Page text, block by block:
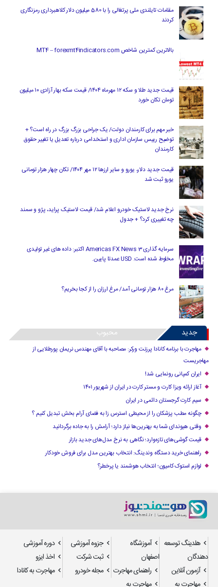
مقامات تایلندی ملی پرتغالی را با 580 میلیون دلار کلاهبرداری رمزنگاری
کردند
بالاترین کمترین شاخص MT4 – forexmt4indicators.com
قیمت جدید طلا و سکه ۱۲ مهرماه ۱۴۰۴/ قیمت سکه بهار آزادی ۱۰ میلیون
تومان تکان خورد
خبر مهم برای کارمندان دولت/ یک جراحی بزرگ بزرگ در راه است؟ +
توضیح رییس سازمان اداری و استخدامی درباره تعدیل یا تغییر حقوق
کارمندان
قیمت جدید دلار، یورو و سایر ارزها ۱۲ مهر ۱۴۰۴/ تکان چهار هزار تومانی
یورو ثبت شد
نرخ جدید لاستیک خودرو اعلام شد/ قیمت لاستیک پراید، پژو و سمند
چه تغییری کرد؟ + جدول
سرمایه گذاری Americas FX News 3 اکتبر: داده های غیر تولیدی
مخلوط شده است. USD عمدتا پایین.
مرغ ۸۰ هزار تومانی آمد/ مرغ ارزان را از کجا بخریم؟
جدید محبوب
مهاجرت با برنامه کانادا پرزنت ورکر: مصاحبه با آقای مهندس نریمان پورطلایی از
مهاجریست
ایران کمپانی رونمایی شد!
آغاز ارائه ویزا کارت و مستر کارت در ایران از شهریور ۱۴۰۱
سیم کارت گرجستان دائمی در ایران
چگونه مطب پزشکان را از محیطی استرس زا به فضای آرام بخش تبدیل کنیم ؟
وقتی هیوندای شما به بهترین‌ها نیاز دارد؛ آرامش را به جاده برگردانید
قیمت گوشی‌های تازه‌وارد؛ نگاهی به نرخ مدل‌های جدید بازار
راهنمای خرید دستگاه وندینگ: انتخاب بهترین مدل برای فروش خودکار
لوازم استوک کامیون؛ انتخاب هوشمند یا پرخطر؟
هلدینگ توسعه
دهندگان
آموزشگاه
اصفهان
جزوه آموزشی
دوره آموزشی
ثبت شرکت
اخذ ایزو
آزمون آنلاین
راهنمای مهاجرت مجله خودرو
مهاجرت به کانادا
مهاجرت به
مهاجرت به